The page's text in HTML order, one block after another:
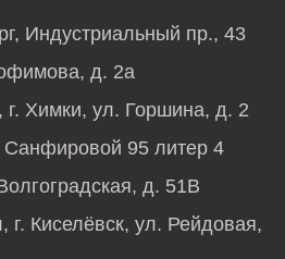
Индустриальный пр., 43
д. 2а
г. Химки, ул. Горшина, д. 2
Санфировой 95 литер 4
д. 51В
г. Киселёвск, ул. Рейдовая,